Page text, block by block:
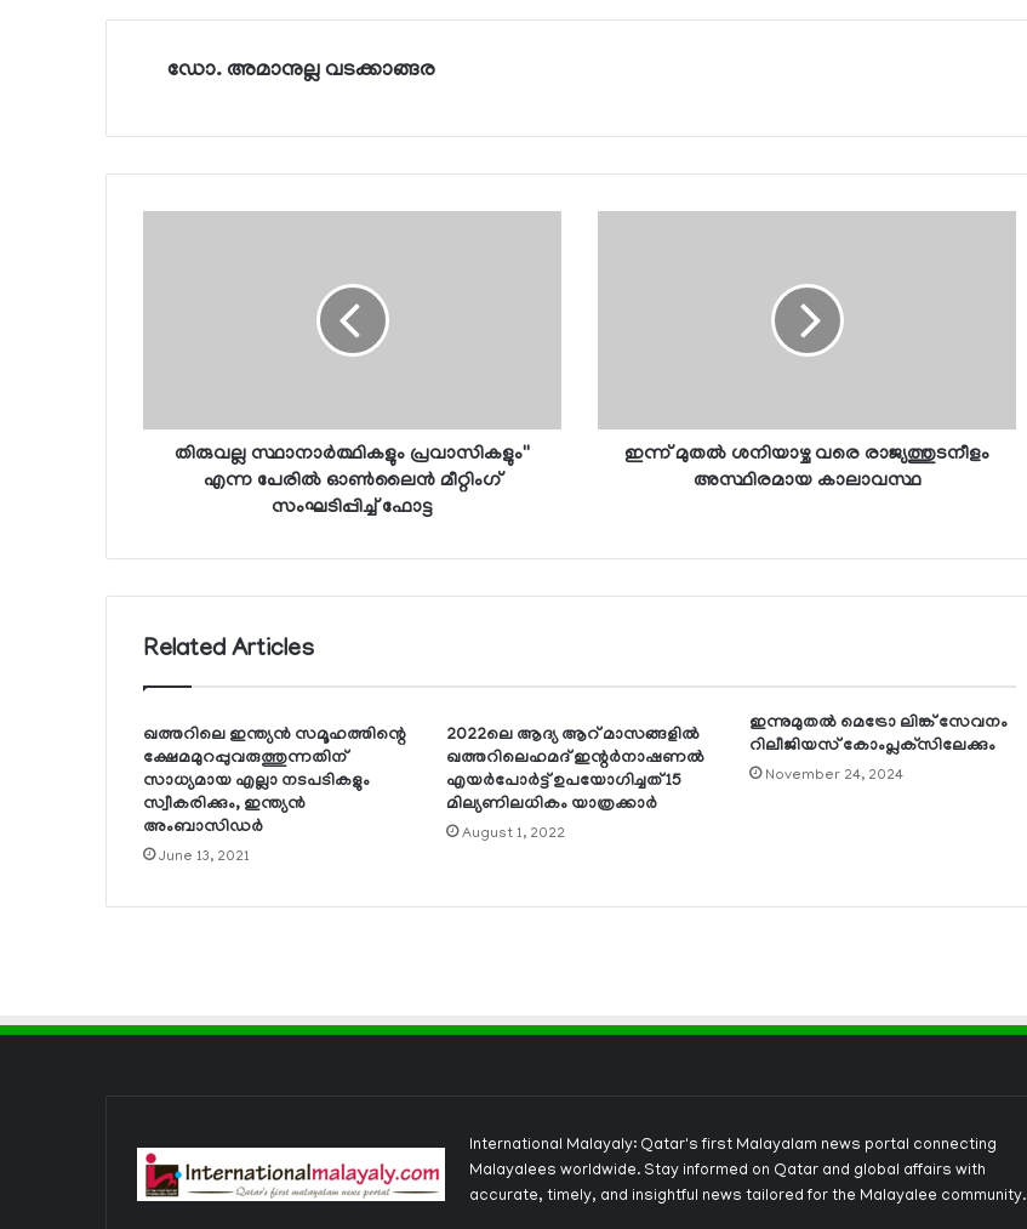
ഡോ. അമാനുല്ല വടക്കാങ്ങര
തിരുവല്ല സ്ഥാനാര്‍ത്ഥികളും പ്രവാസികളും''
എന്ന പേരില്‍ ഓണ്‍ലൈന്‍ മീറ്റിംഗ്
സംഘടിപ്പിച്ച് ഫോട്ട
ഇന്ന് മുതല്‍ ശനിയാഴ്ച വരെ രാജ്യത്തുടനീളം
അസ്ഥിരമായ കാലാവസ്ഥ
Related Articles
ഖത്തറിലെ ഇന്ത്യന്‍ സമൂഹത്തിന്റെ
ക്ഷേമമുറപ്പുവരുത്തുന്നതിന്
സാധ്യമായ എല്ലാ നടപടികളും
സ്വീകരിക്കും, ഇന്ത്യന്‍
അംബാസിഡര്‍
June 13, 2021
2022ലെ ആദ്യ ആറ് മാസങ്ങളില്‍
ഖത്തറിലെഹമദ് ഇന്റര്‍നാഷണല്‍
എയര്‍പോര്‍ട്ട് ഉപയോഗിച്ചത് 15
മില്യണിലധികം യാത്രക്കാര്‍
August 1, 2022
ഇന്നുമുതല്‍ മെട്രോ ലിങ്ക് സേവനം
റിലീജിയസ് കോംപ്ലക്‌സിലേക്കും
November 24, 2024
International Malayaly: Qatar's first Malayalam news portal connecting
Malayalees worldwide. Stay informed on Qatar and global affairs with
accurate, timely, and insightful news tailored for the Malayalee community.